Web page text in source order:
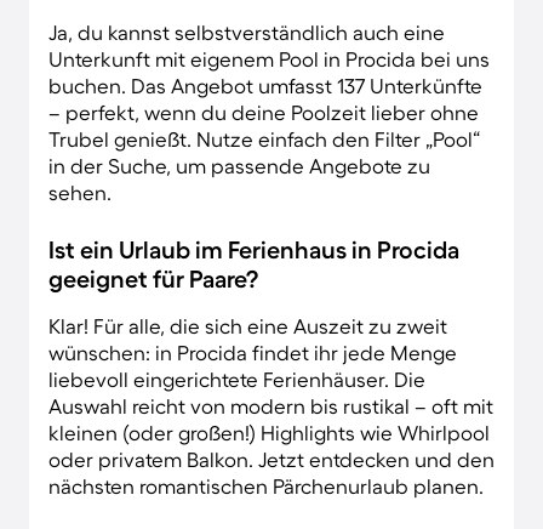
Ja, du kannst selbstverständlich auch eine
Unterkunft mit eigenem Pool in Procida bei uns
buchen. Das Angebot umfasst 137 Unterkünfte
– perfekt, wenn du deine Poolzeit lieber ohne
Trubel genießt. Nutze einfach den Filter „Pool“
in der Suche, um passende Angebote zu
sehen.
Ist ein Urlaub im Ferienhaus in Procida
geeignet für Paare?
Klar! Für alle, die sich eine Auszeit zu zweit
wünschen: in Procida findet ihr jede Menge
liebevoll eingerichtete Ferienhäuser. Die
Auswahl reicht von modern bis rustikal – oft mit
kleinen (oder großen!) Highlights wie Whirlpool
oder privatem Balkon. Jetzt entdecken und den
nächsten romantischen Pärchenurlaub planen.